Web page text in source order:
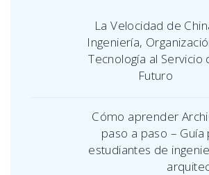
La Velocidad de
Ingeniería,
Tecnología al Servicio
Futuro
Cómo aprender
paso a paso – Guía
estudiantes de